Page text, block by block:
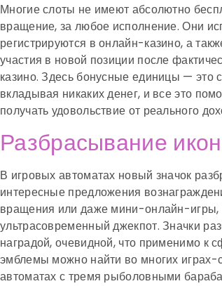
Многие слоты не имеют абсолютно
вращение, за любое исполнение. Они
регистрируются в онлайн-казино, а
участия в новой позиции после
казино. Здесь бонусные единицы — это
вкладывая никаких денег, и все это
получать удовольствие от реального
Разбрасывание
В игровых автоматах новый значок
интересные предложения
вращения или даже мини-онлайн-игры,
ультрасовременный джекпот. Значки
наградой, очевидной, что применимо к
эмблемы можно найти во многих
автоматах с тремя рыболовными